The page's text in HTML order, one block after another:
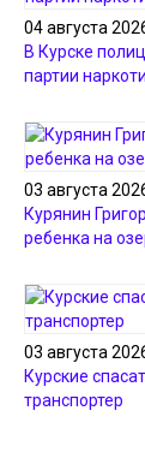
04 августа
В Курске
партии
03 августа
Курянин
ребенка на
03 августа
Курские
транспортер